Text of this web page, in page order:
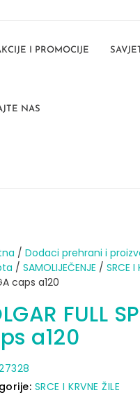
I PROMOCIJE
NAS
/ Dodaci prehrani i
/ SAMOLIJEČENJE / SRCE I
caps a120
FULL
a120
SRCE I KRVNE ŽILE